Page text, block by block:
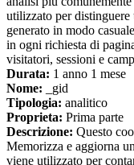
utilizzato per distinguere
generato in modo
in ogni richiesta di
visitatori, sessioni e
Durata: 1 anno 1 mese
Nome: _gid
Tipologia: analitico
Proprieta: Prima parte
Descrizione: Questo
Memorizza e aggiorna
viene utilizzato per